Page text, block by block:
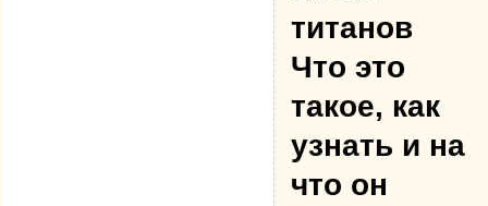
титанов
Что это
такое, как
узнать и на
что он